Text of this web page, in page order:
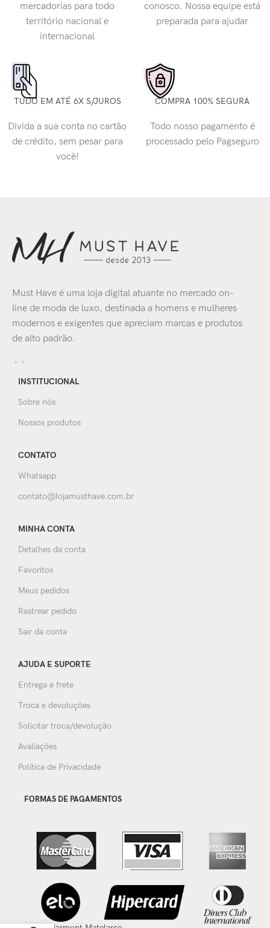
mercadorias para todo
território nacional e
internacional
conosco. Nossa equipe está
preparada para ajudar
TUDO EM ATÉ 6X S/JUROS
Divida a sua conta no cartão
de crédito, sem pesar para
você!
COMPRA 100% SEGURA
Todo nosso pagamento é
processado pelo Pagseguro
Must Have é uma loja digital atuante no mercado on-
line de moda de luxo, destinada a homens e mulheres
modernos e exigentes que apreciam marcas e produtos
de alto padrão.
INSTITUCIONAL
Sobre nós
Nossos produtos
CONTATO
Whatsapp
contato@lojamusthave.com.br
MINHA CONTA
Detalhes da conta
Favoritos
Meus pedidos
Rastrear pedido
Sair da conta
AJUDA E SUPORTE
Entrega e frete
Troca e devoluções
Solicitar troca/devolução
Avaliações
Política de Privacidade
FORMAS DE PAGAMENTOS
Pochete Gucci – GG